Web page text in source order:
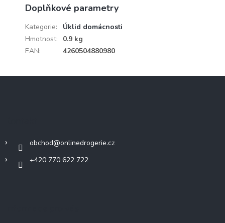
Doplňkové parametry
Kategorie:
Úklid domácnosti
Hmotnost:
0.9 kg
EAN: 4260504880980
obchod@onlinedrogerie.cz
+420 770 622 722